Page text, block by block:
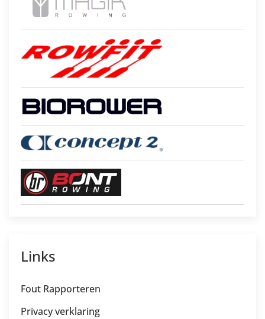
Links
Fout Rapporteren
Privacy verklaring